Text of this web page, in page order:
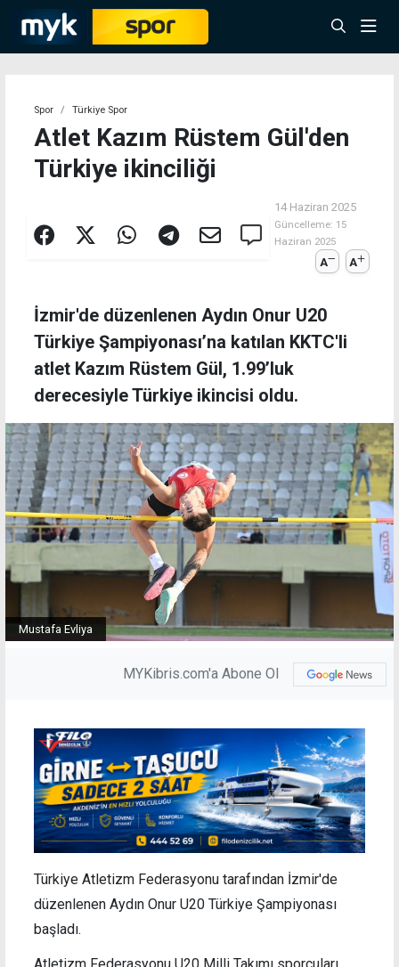
Spor Türkiye Spor
Atlet Kazım Rüstem Gül'den
Türkiye ikinciliği
14 Haziran 2025
Güncelleme: 15
Haziran 2025
A A
İzmir'de düzenlenen Aydın Onur U20
Türkiye Şampiyonası’na katılan KKTC'li
atlet Kazım Rüstem Gül, 1.99’luk
derecesiyle Türkiye ikincisi oldu.
Mustafa Evliya
MYKibris.com'a Abone Ol
Türkiye Atletizm Federasyonu tarafından İzmir'de
düzenlenen Aydın Onur U20 Türkiye Şampiyonası
başladı.